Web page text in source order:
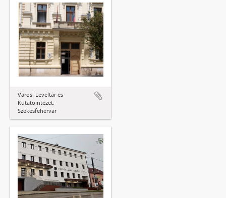
Városi Levéltár és
Kutatóintézet,
Székesfehérvár